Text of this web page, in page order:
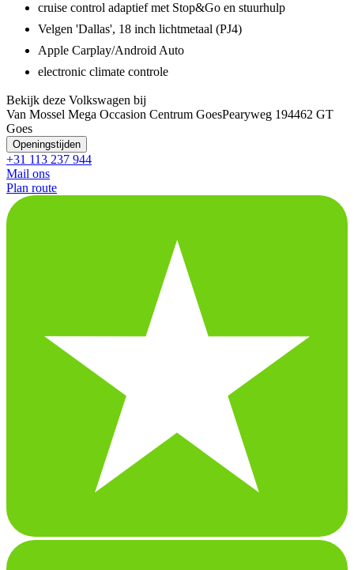
cruise control adaptief met Stop&Go en stuurhulp
Velgen 'Dallas', 18 inch lichtmetaal (PJ4)
Apple Carplay/Android Auto
electronic climate controle
Bekijk deze Volkswagen bij
Van Mossel Mega Occasion Centrum GoesPearyweg 194462 GT
Goes
Openingstijden
+31 113 237 944
Mail ons
Plan route